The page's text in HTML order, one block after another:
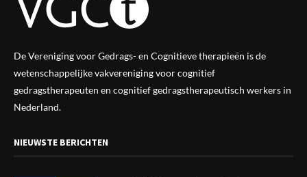
De Vereniging voor Gedrags- en Cognitieve therapieën is de
wetenschappelijke vakverenigingvoor cognitief
gedragstherapeuten en cognitief gedragstherapeutisch werkers in
Nederland.
NIEUWSTE BERICHTEN